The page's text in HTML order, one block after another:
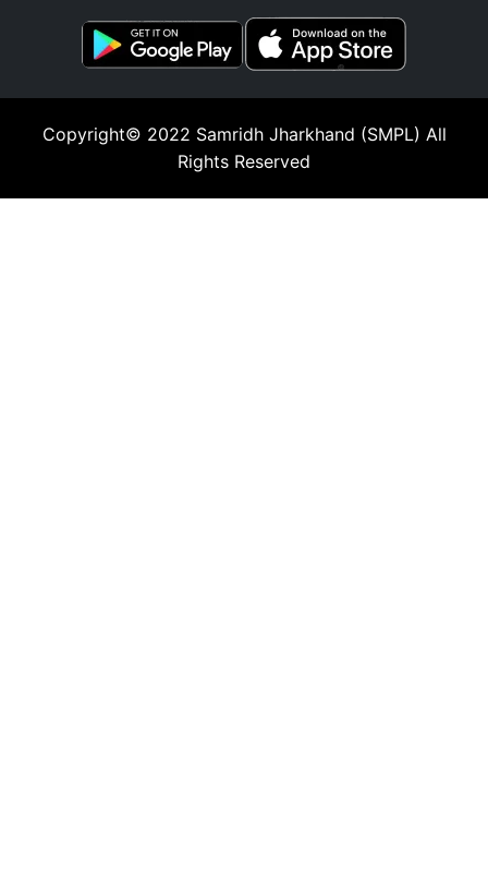
Copyright© 2022 Samridh Jharkhand (SMPL) All
Rights Reserved